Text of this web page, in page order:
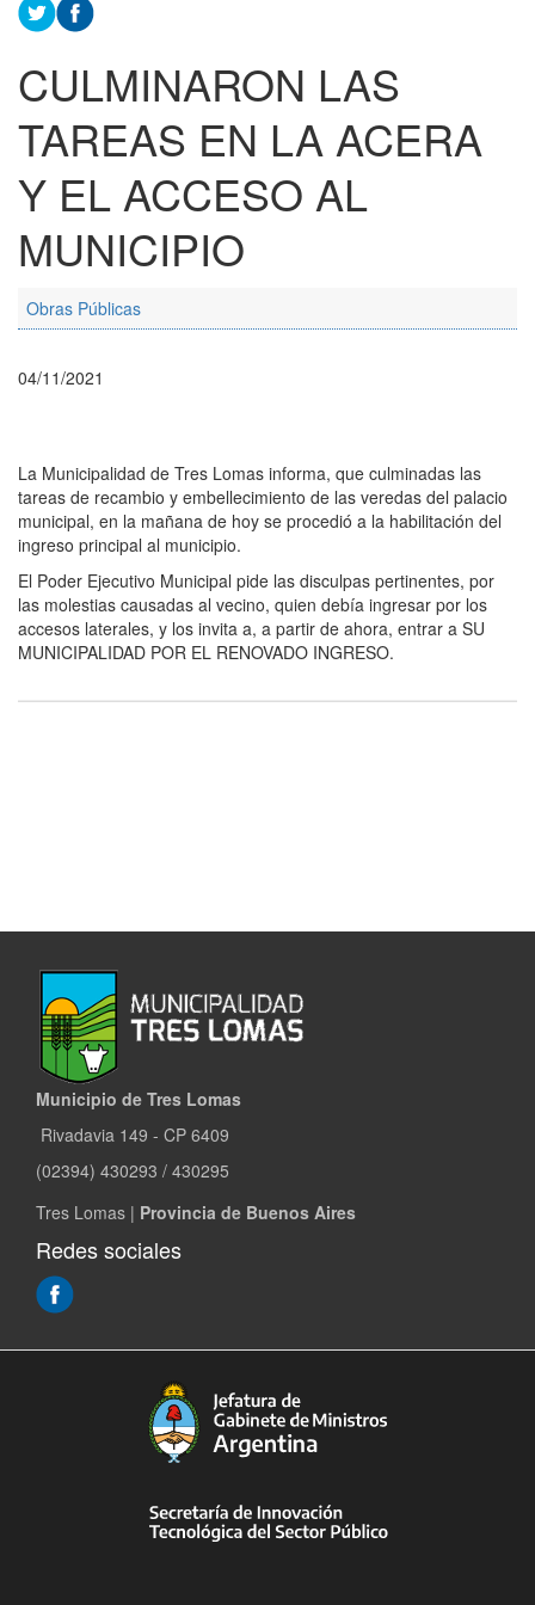
CULMINARON LAS
TAREAS EN LA ACERA
Y EL ACCESO AL
MUNICIPIO
Obras Públicas
04/11/2021
La Municipalidad de Tres Lomas informa, que culminadas las
tareas de recambio y embellecimiento de las veredas del palacio
municipal, en la mañana de hoy se procedió a la habilitación del
ingreso principal al municipio.
El Poder Ejecutivo Municipal pide las disculpas pertinentes, por
las molestias causadas al vecino, quien debía ingresar por los
accesos laterales, y los invita a, a partir de ahora, entrar a SU
MUNICIPALIDAD POR EL RENOVADO INGRESO.
Municipio de Tres Lomas
Rivadavia 149 - CP 6409
(02394) 430293 / 430295
Tres Lomas | Provincia de Buenos Aires
Redes sociales